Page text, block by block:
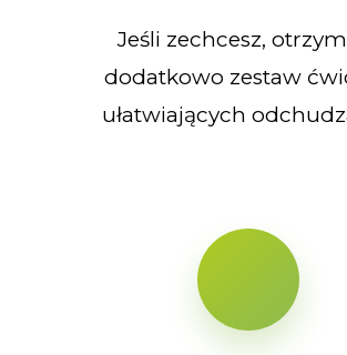
Jeśli zechcesz,
dodatkowo zestaw
ułatwiających